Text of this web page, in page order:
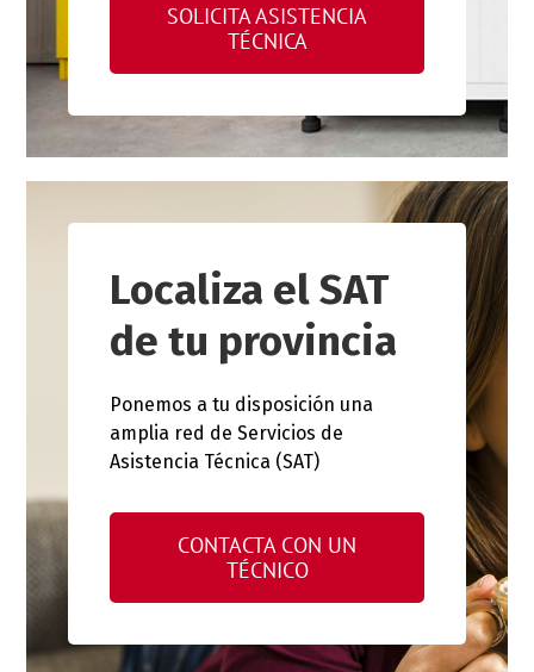
SOLICITA ASISTENCIA
TÉCNICA
Localiza el SAT
de tu provincia
Ponemos a tu disposición una
amplia red de Servicios de
Asistencia Técnica (SAT)
CONTACTA CON UN
TÉCNICO